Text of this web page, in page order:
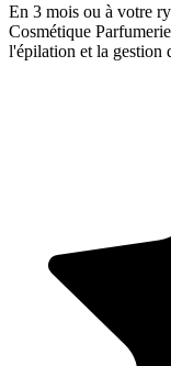
En 3 mois ou à votre
Cosmétique
l'épilation et la gestion